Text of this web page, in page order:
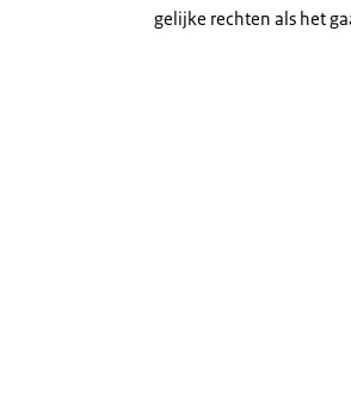
gelijke rechten als het